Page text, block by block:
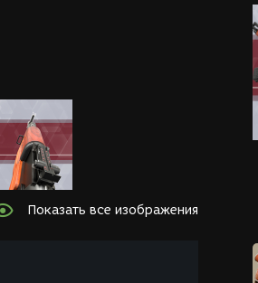
Показать все изображения